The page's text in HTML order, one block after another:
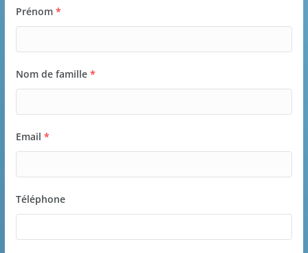
Prénom *
Nom de famille *
Email *
Téléphone